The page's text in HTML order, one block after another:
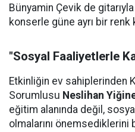
Bünyamin Çevik de
konserle güne ayrı bir renk
"Sosyal Faaliyetlerle
Etkinliğin ev sahiplerinden
Sorumlusu Neslihan
eğitim alanında değil,
olmalarını